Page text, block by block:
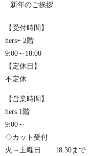
新年のご挨拶
【受付時間】
hers+ 2階
9:00～18:00
【定休日】
不定休
【営業時間】
hers 1階
9:00～
◇カット受付
火～土曜日 18:30まで